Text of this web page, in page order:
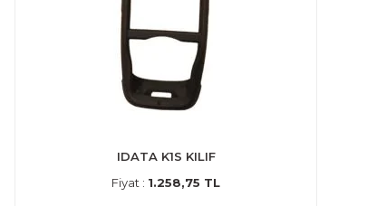
IDATA K1S KILIF
Fiyat : 1.258,75 TL